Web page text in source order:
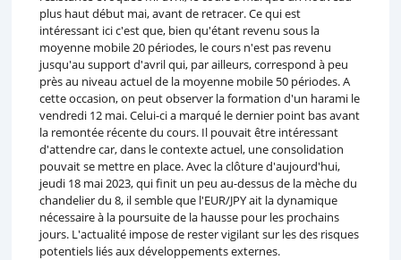
plus haut début mai, avant de retracer. Ce qui est
intéressant ici c'est que, bien qu'étant revenu sous la
moyenne mobile 20 périodes, le cours n'est pas revenu
jusqu'au support d'avril qui, par ailleurs, correspond à peu
près au niveau actuel de la moyenne mobile 50 périodes. A
cette occasion, on peut observer la formation d'un harami le
vendredi 12 mai. Celui-ci a marqué le dernier point bas avant
la remontée récente du cours. Il pouvait être intéressant
d'attendre car, dans le contexte actuel, une consolidation
pouvait se mettre en place. Avec la clôture d'aujourd'hui,
jeudi 18 mai 2023, qui finit un peu au-dessus de la mèche du
chandelier du 8, il semble que l'EUR/JPY ait la dynamique
nécessaire à la poursuite de la hausse pour les prochains
jours. L'actualité impose de rester vigilant sur les des risques
potentiels liés aux développements externes.